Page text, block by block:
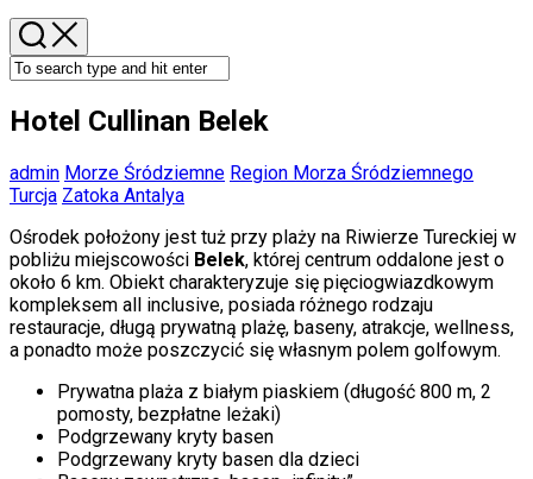
Hotel Cullinan Belek
admin Morze Śródziemne Region Morza Śródziemnego
Turcja Zatoka Antalya
Ośrodek położony jest tuż przy plaży na Riwierze Tureckiej w
pobliżu miejscowości Belek, której centrum oddalone jest o
około 6 km. Obiekt charakteryzuje się pięciogwiazdkowym
kompleksem all inclusive, posiada różnego rodzaju
restauracje, długą prywatną plażę, baseny, atrakcje, wellness,
a ponadto może poszczycić się własnym polem golfowym.
Prywatna plaża z białym piaskiem (długość 800 m, 2
pomosty, bezpłatne leżaki)
Podgrzewany kryty basen
Podgrzewany kryty basen dla dzieci